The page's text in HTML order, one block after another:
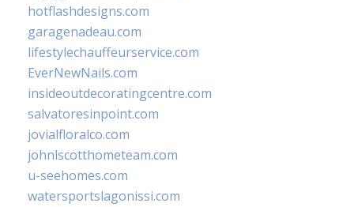
hotflashdesigns.com
garagenadeau.com
lifestylechauffeurservice.com
EverNewNails.com
insideoutdecoratingcentre.com
salvatoresinpoint.com
jovialfloralco.com
johnlscotthometeam.com
u-seehomes.com
watersportslagonissi.com